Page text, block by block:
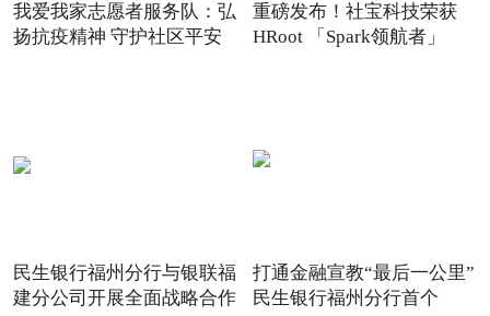
我爱我家志愿者服务队：弘
扬抗疫精神 守护社区平安
重磅发布！社宝科技荣获
HRoot 「Spark领航者」
民生银行福州分行与银联福
建分公司开展全面战略合作
打通金融宣教“最后一公里”
民生银行福州分行首个